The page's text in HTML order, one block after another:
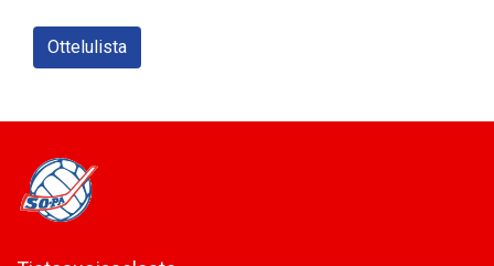
Ottelulista